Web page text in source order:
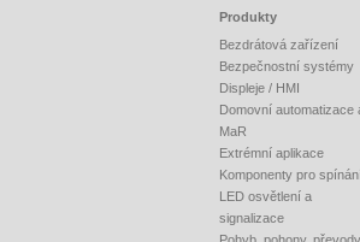
Produkty
Bezdrátová zařízení
Bezpečnostní systémy
Displeje / HMI
Domovní automatizace
MaR
Extrémní aplikace
Komponenty pro
LED osvětlení a
signalizace